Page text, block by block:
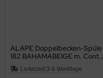
ALAPE Doppelbecken-Spüle
182 BAHAMABEIGE m. Contur
MOCCA 97x50,5
Lieferzeit:3-6 Werktage